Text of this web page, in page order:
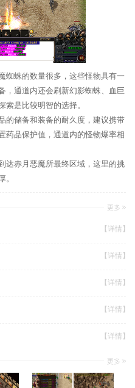
蜘蛛的数量很多，这些怪物具有一
，通道内还会刷新幻影蜘蛛、血巨
索是比较明智的选择。
的储备和装备的耐久度，建议携带
药品保护值，通道内的怪物爆率相
达赤月恶魔所最终区域，这里的挑
。
【详情】
【详情】
【详情】
【详情】
【详情】